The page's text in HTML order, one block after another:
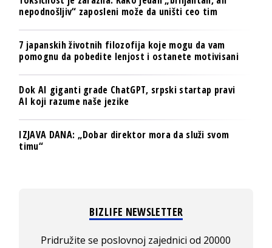
nepodnošljiv“ zaposleni može da uništi ceo tim
7 japanskih životnih filozofija koje mogu da vam
pomognu da pobedite lenjost i ostanete motivisani
Dok AI giganti grade ChatGPT, srpski startap pravi
AI koji razume naše jezike
IZJAVA DANA: „Dobar direktor mora da služi svom
timu“
BIZLIFE NEWSLETTER
Pridružite se poslovnoj zajednici od 20000